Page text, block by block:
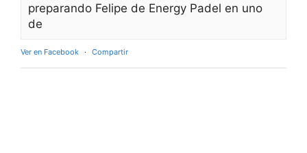
preparando Felipe de Energy Padel en uno
de
Ver en Facebook · Compartir